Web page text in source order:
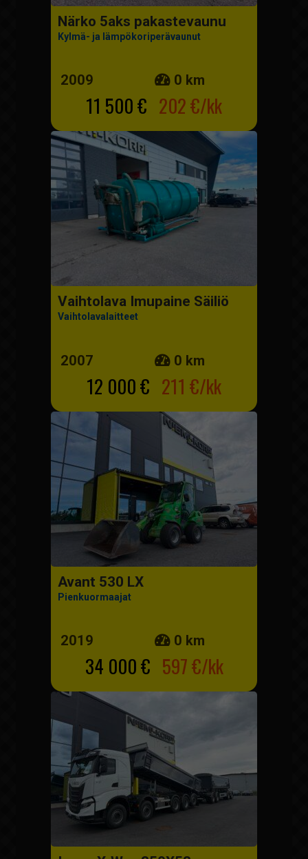
Närko 5aks pakastevaunu
Kylmä- ja lämpökoriperävaunut
2009 0 km
11 500 € 202 €/kk
Vaihtolava Imupaine Säiliö
Vaihtolavalaitteet
2007 0 km
12 000 € 211 €/kk
Avant 530 LX
Pienkuormaajat
2019 0 km
34 000 € 597 €/kk